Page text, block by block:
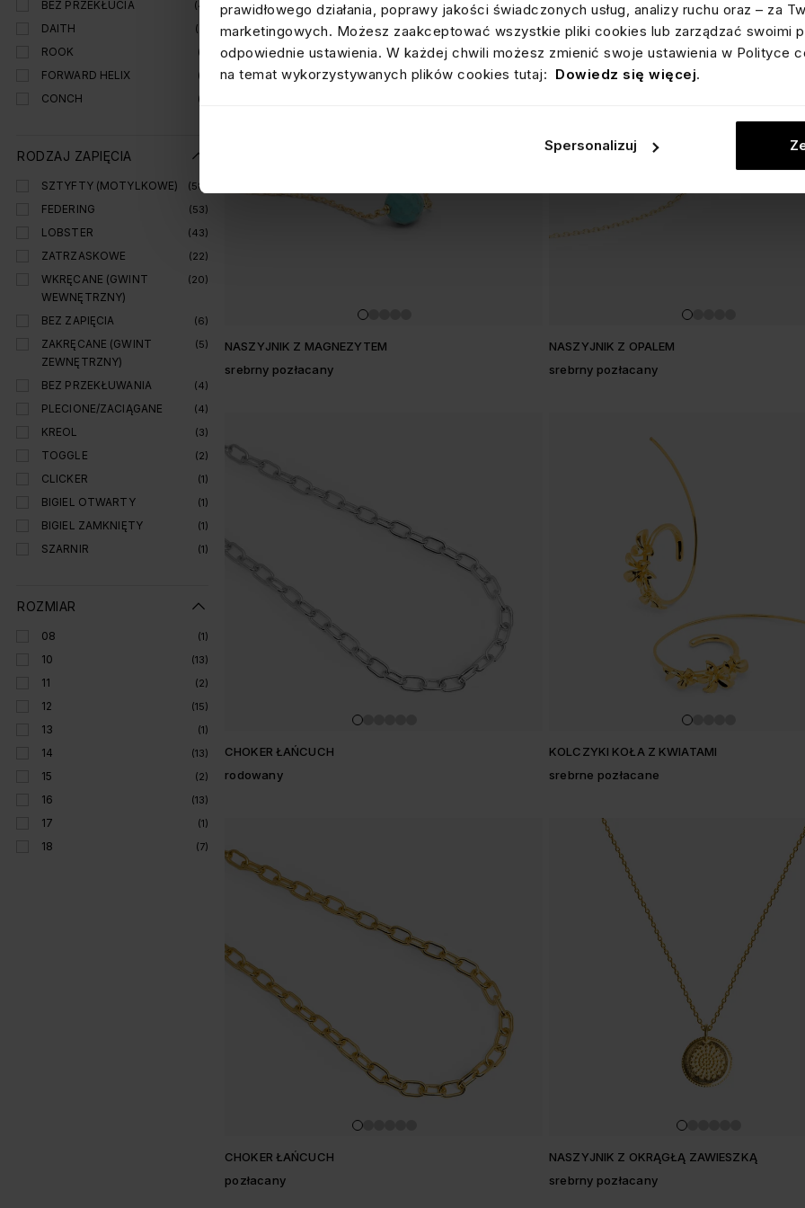
prawidłowego działania, poprawy jakości świadczonych usług, analizy ruchu oraz – za
marketingowych. Możesz zaakceptować wszystkie pliki cookies lub zarządzać swoimi
odpowiednie ustawienia. W każdej chwili możesz zmienić swoje ustawienia w Polityce
na temat wykorzystywanych plików cookies tutaj: Dowiedz się więcej.
Spersonalizuj
BEZ PRZEKŁUCIA (4)
DAITH (2)
ROOK (1)
FORWARD HELIX (1)
CONCH (1)
RODZAJ ZAPIĘCIA
SZTYFTY (MOTYLKOWE) (58)
FEDERING (53)
LOBSTER (43)
ZATRZASKOWE (22)
WKRĘCANE (GWINT
WEWNĘTRZNY)
(20)
BEZ ZAPIĘCIA (6)
ZAKRĘCANE (GWINT
ZEWNĘTRZNY)
(5)
BEZ PRZEKŁUWANIA (4)
PLECIONE/ZACIĄGANE (4)
KREOL (3)
TOGGLE (2)
CLICKER (1)
BIGIEL OTWARTY (1)
BIGIEL ZAMKNIĘTY (1)
SZARNIR (1)
ROZMIAR
08 (1)
10 (13)
11 (2)
12 (15)
13 (1)
14 (13)
15 (2)
16 (13)
17 (1)
18 (7)
NASZYJNIK Z MAGNEZYTEM
srebrny pozłacany
NASZYJNIK Z OPALEM
srebrny pozłacany
CHOKER ŁAŃCUCH
rodowany
KOLCZYKI KOŁA Z KWIATAMI
srebrne pozłacane
CHOKER ŁAŃCUCH
pozłacany
NASZYJNIK Z OKRĄGŁĄ ZAWIESZKĄ
srebrny pozłacany